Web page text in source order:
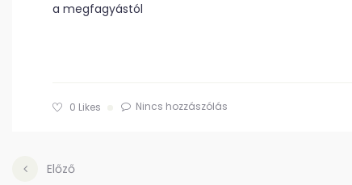
a megfagyástól
0 Likes Nincs hozzászólás
Előző